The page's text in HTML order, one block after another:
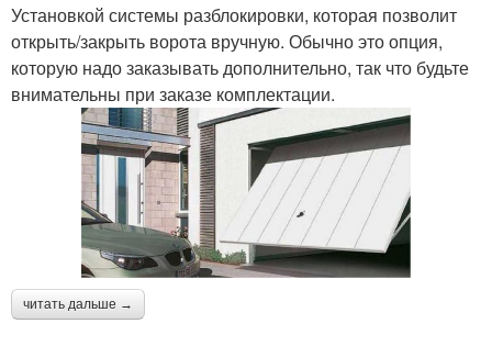
Установкой системы разблокировки, которая позволит
открыть/закрыть ворота вручную. Обычно это опция,
которую надо заказывать дополнительно, так что будьте
внимательны при заказе комплектации.
читать дальше →